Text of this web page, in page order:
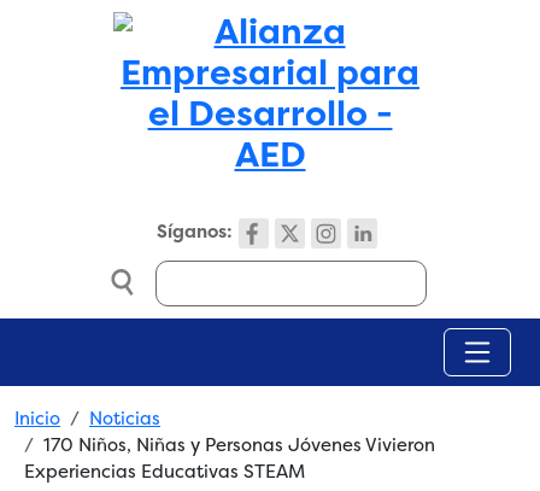
Skip to main content
Síganos:
Search
Breadcrumb
Inicio
Noticias
170 Niños, Niñas y Personas Jóvenes Vivieron
Experiencias Educativas STEAM